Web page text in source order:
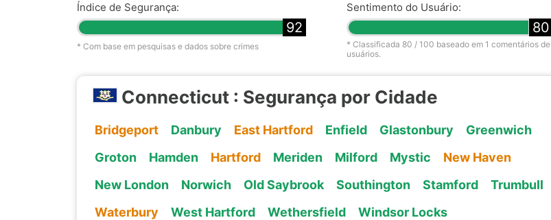
Índice de Segurança:
92
* Com base em pesquisas e dados sobre crimes
Sentimento do Usuário:
80
* Classificada 80 / 100 baseado em 1 comentários de
usuários.
Connecticut : Segurança por Cidade
Bridgeport Danbury East Hartford Enfield Glastonbury
Greenwich
Groton
Hamden Hartford Meriden Milford Mystic
New Haven
New London
Norwich Old Saybrook Southington Stamford
Trumbull
Waterbury
West Hartford Wethersfield Windsor Locks